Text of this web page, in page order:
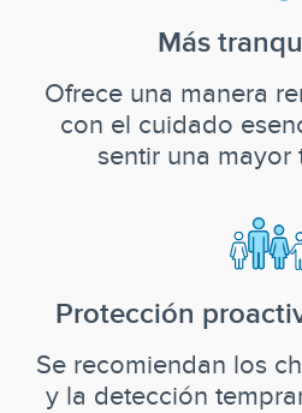
Más
Ofrece una manera
con el cuidado
sentir una mayor
Protección
Se recomiendan los
y la detección